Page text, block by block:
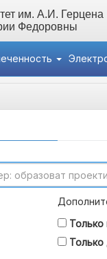
им. А.И. Герцена
Федоровны
Только
Только